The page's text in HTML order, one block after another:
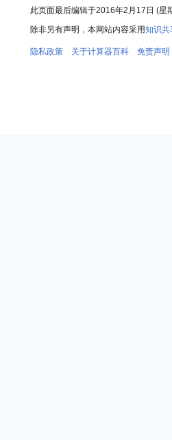
此页面最后编辑于2016年2月17日 (星
除非另有声明，本网站内容采用知识
隐私政策 关于计算器百科 免责声明